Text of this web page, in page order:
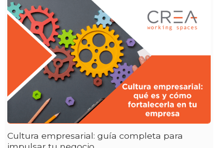
Cultura empresarial: guía completa para